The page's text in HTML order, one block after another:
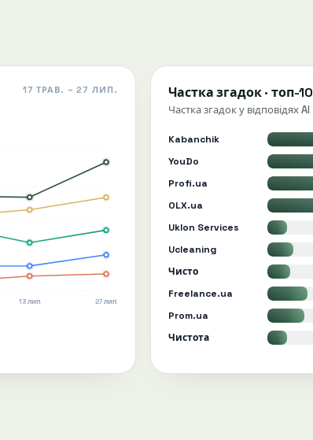
17 ТРАВ. – 27 ЛИП.
13 лип. 27 лип.
Частка згадок · топ-10
Частка згадок у відповідях AI
Kabanchik
YouDo
Profi.ua
OLX.ua
Uklon Services
Ucleaning
Чисто
Freelance.ua
Prom.ua
Чистота